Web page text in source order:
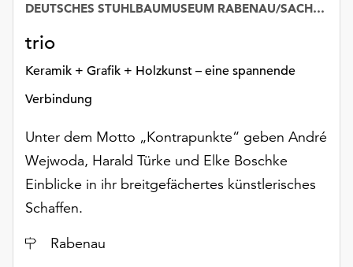
Weitere
finden
Sie
unserer
oder
dem
Impressum
trio
Keramik + Grafik + Holzkunst – eine spannende
Verbindung
DEUTSCHES STUHLBAUMUSEUM RABENAU/SACHSEN
Unter dem Motto „Kontrapunkte“ geben André
Wejwoda, Harald Türke und Elke Boschke
Einblicke in ihr breitgefächertes künstlerisches
Schaffen.
Ort
Rabenau